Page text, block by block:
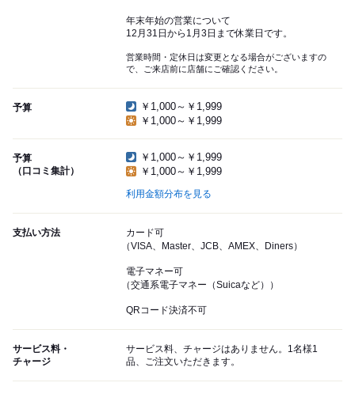
年末年始の営業について
12月31日から1月3日まで休業日です。
営業時間・定休日は変更となる場合がございますの
で、ご来店前に店舗にご確認ください。
予算
￥1,000～￥1,999
￥1,000～￥1,999
予算
（口コミ集計）
￥1,000～￥1,999
￥1,000～￥1,999
利用金額分布を見る
支払い方法
カード可
（VISA、Master、JCB、AMEX、Diners）
電子マネー可
（交通系電子マネー（Suicaなど））
QRコード決済不可
サービス料・
チャージ
サービス料、チャージはありません。1名様1
品、ご注文いただきます。